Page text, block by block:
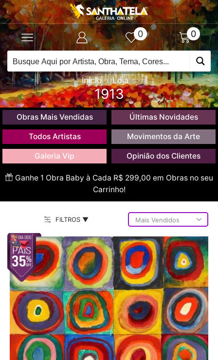
0 0
Início Loja
1913
Obras Mais Vendidas Últimas Novidades
Todos Artistas Movimentos da Arte
Galeria Vip Opinião dos Clientes
Ganhe 1 Obra Baby à Cada R$ 299,00 em Obras no seu
Carrinho!
FILTROS ▼